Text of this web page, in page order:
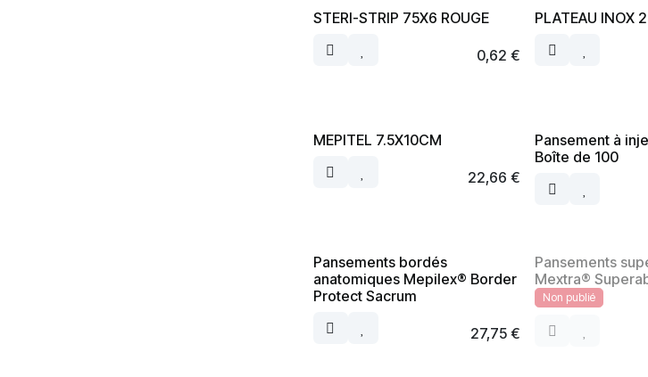
STERI-STRIP 75X6 ROUGE
0,62 €
PLATEAU INOX
MEPITEL 7.5X10CM
22,66 €
Pansement à
Boîte de 100
Pansements bordés
anatomiques Mepilex® Border
Protect Sacrum
27,75 €
Pansements
Mextra®
Non publié